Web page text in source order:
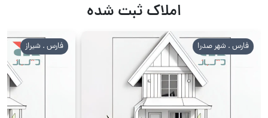
املاک ثبت شده
فارس . شیراز فارس . شهر صدرا